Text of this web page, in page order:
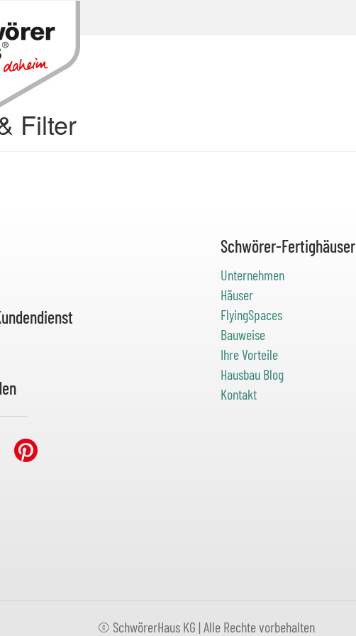
Filter
Schwörer-Fertighäuser
Unternehmen
Häuser
FlyingSpaces
Bauweise
Ihre Vorteile
Hausbau Blog
Kontakt
© SchwörerHaus KG | Alle Rechte vorbehalten